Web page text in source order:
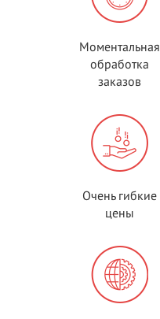
Моментальная
обработка
заказов
Очень гибкие
цены